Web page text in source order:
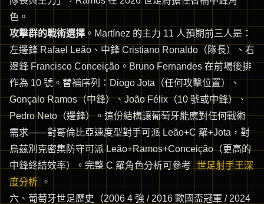
色。
攻擊群的戰術選擇 。Martínez 的主力 11 人預期前三人是：
左邊鋒 Rafael Leão、中鋒 Cristiano Ronaldo（隊長）、右
邊鋒 Francisco Conceição。Bruno Fernandes 在前場後排
作為 10 號。替補序列：Diogo Jota（任何攻擊位置）、
Gonçalo Ramos（中鋒）、João Félix（10 號或中鋒）、
Pedro Neto（邊鋒）。這份結構讓葡萄牙能應對任何戰術
需求——對哥倫比亞速度型對手可派 Leão+C 羅+Jota，對
烏茲別克密集防守可派 Leão+Ramos+Conceição（更高的
中鋒終結效率）。完整 C 羅角色分析可參考
世足射手王深
度分析
。
六、葡萄牙世足歷史（2006 4 強 / 2016 歐國盃冠軍 / 2024